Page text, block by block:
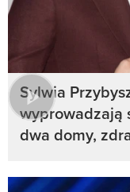
Sylwia
wyprowadzają
dwa domy,